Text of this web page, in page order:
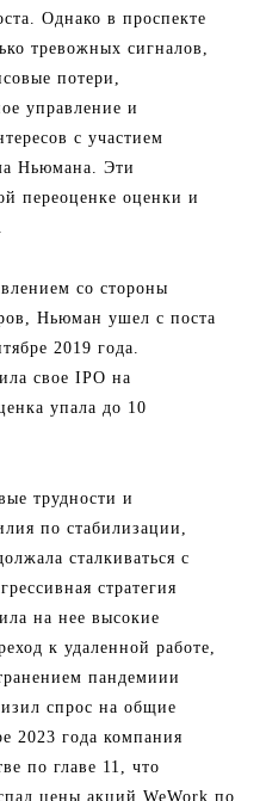
Однако в проспекте
тревожных сигналов,
потери,
управление и
с участием
Ньюмана. Эти
переоценке оценки и
со стороны
Ньюман ушел с поста
2019 года.
свое IPO на
упала до 10
трудности и
по стабилизации,
сталкиваться с
стратегия
на нее высокие
к удаленной работе,
пандемиии
спрос на общие
2023 года компания
по главе 11, что
цены акций WeWork по